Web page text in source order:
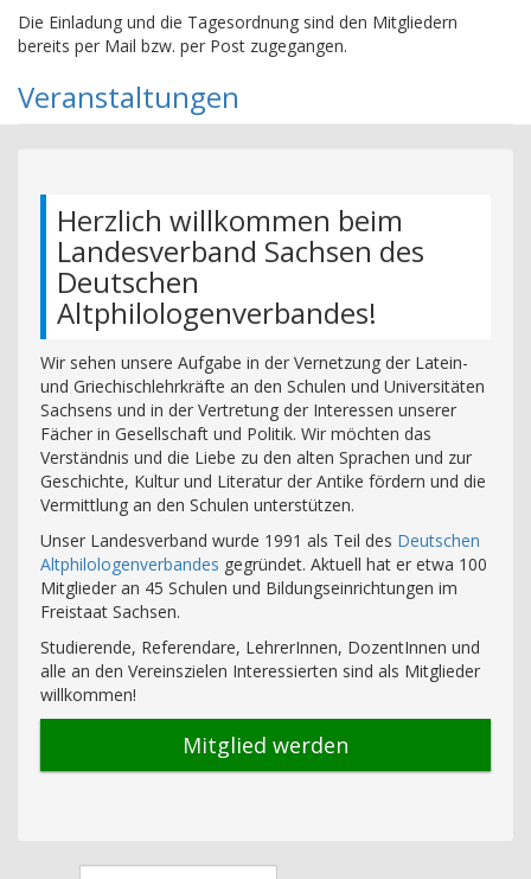
Die Einladung und die Tagesordnung sind den Mitgliedern
bereits per Mail bzw. per Post zugegangen.
Veranstaltungen
Herzlich willkommen beim
Landesverband Sachsen des
Deutschen
Altphilologenverbandes!
Wir sehen unsere Aufgabe in der Vernetzung der Latein-
und Griechischlehrkräfte an den Schulen und Universitäten
Sachsens und in der Vertretung der Interessen unserer
Fächer in Gesellschaft und Politik. Wir möchten das
Verständnis und die Liebe zu den alten Sprachen und zur
Geschichte, Kultur und Literatur der Antike fördern und die
Vermittlung an den Schulen unterstützen.
Unser Landesverband wurde 1991 als Teil des Deutschen
Altphilologenverbandes gegründet. Aktuell hat er etwa 100
Mitglieder an 45 Schulen und Bildungseinrichtungen im
Freistaat Sachsen.
Studierende, Referendare, LehrerInnen, DozentInnen und
alle an den Vereinszielen Interessierten sind als Mitglieder
willkommen!
Mitglied werden